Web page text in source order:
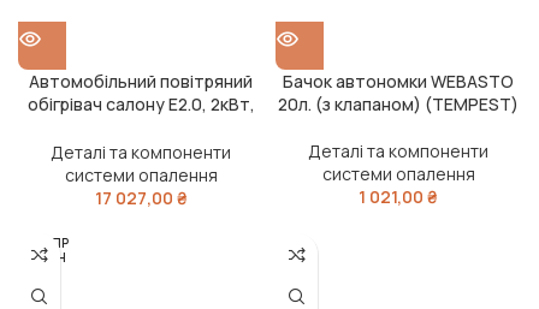
Автомобільний повітряний
обігрівач салону E2.0, 2кВт,
Деталі та компоненти
системи опалення
17 027,00 ₴
Бачок автономки WEBASTO
20л. (з клапаном) (TEMPEST)
Деталі та компоненти
системи опалення
1 021,00 ₴
РОЗПР
ОДАН